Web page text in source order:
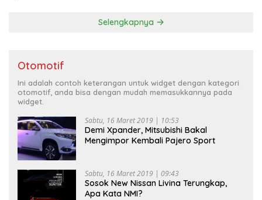
Selengkapnya
Otomotif
Ini adalah contoh keterangan untuk widget dengan kategori
otomotif, anda bisa dengan mudah memasukkannya pada
widget.
Sabtu, 16 Maret 2019 | 10:53
Demi Xpander, Mitsubishi Bakal
Mengimpor Kembali Pajero Sport
Sabtu, 16 Maret 2019 | 09:43
Sosok New Nissan Livina Terungkap,
Apa Kata NMI?